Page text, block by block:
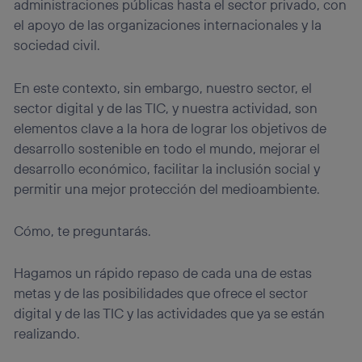
administraciones públicas hasta el sector privado, con
el apoyo de las organizaciones internacionales y la
sociedad civil.
En este contexto, sin embargo, nuestro sector, el
sector digital y de las TIC, y nuestra actividad, son
elementos clave a la hora de lograr los objetivos de
desarrollo sostenible en todo el mundo, mejorar el
desarrollo económico, facilitar la inclusión social y
permitir una mejor protección del medioambiente.
Cómo, te preguntarás.
Hagamos un rápido repaso de cada una de estas
metas y de las posibilidades que ofrece el sector
digital y de las TIC y las actividades que ya se están
realizando.
consienta el uso de la tecnología recibirá el mismo
identificador. Típicamente:
Si utilizas una
que hayan dado su consentimiento.
Si utilizasdatos móviles , el marketing será más
personalizado, ya que se basará únicamente en la
navegación del usuario del móvil.
Puedes gestionar los consentimientos Utiq seleccionando
“Administrar Utiq” en la parte inferior de esta página web o
visitando el portal de privacidad de Utiq
la política de privacidad de Utiq